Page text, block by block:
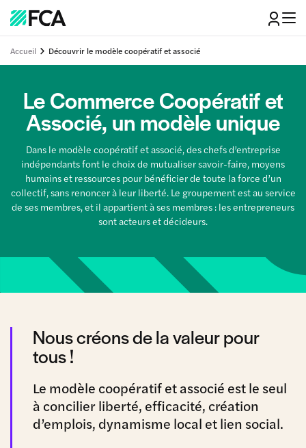
Accueil Découvrir le modèle coopératif et associé
Le Commerce Coopératif et
Associé, un modèle unique
Dans le modèle coopératif et associé, des chefs d’entreprise
indépendants font le choix de mutualiser savoir-faire, moyens
humains et ressources pour bénéficier de toute la force d’un
collectif, sans renoncer à leur liberté. Le groupement est au service
de ses membres, et il appartient à ses membres : les entrepreneurs
sont acteurs et décideurs.
Nous créons de la valeur pour
tous !
Le modèle coopératif et associé est le seul
à concilier liberté, efficacité, création
d’emplois, dynamisme local et lien social.